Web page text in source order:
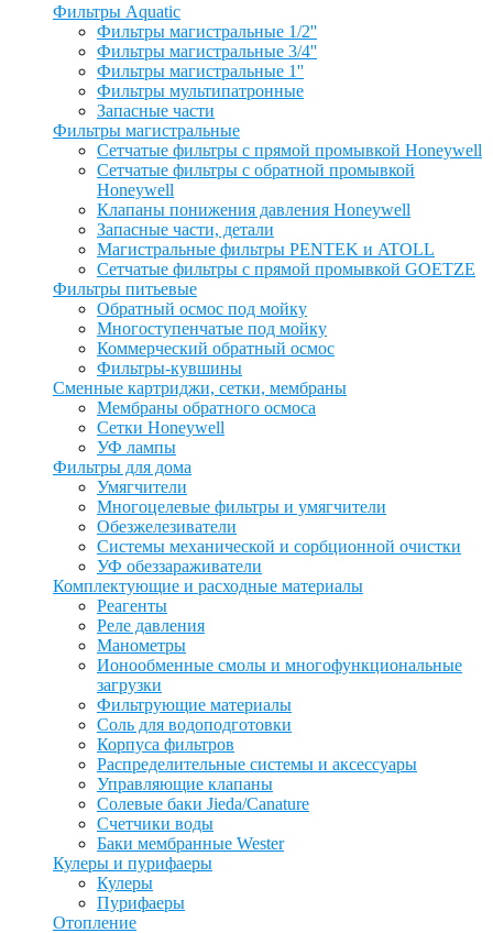
Фильтры Aquatic
Фильтры магистральные 1/2''
Фильтры магистральные 3/4''
Фильтры магистральные 1''
Фильтры мультипатронные
Запасные части
Фильтры магистральные
Сетчатые фильтры с прямой промывкой Honeywell
Сетчатые фильтры с обратной промывкой
Honeywell
Клапаны понижения давления Honeywell
Запасные части, детали
Магистральные фильтры PENTEK и ATOLL
Сетчатые фильтры с прямой промывкой GOETZE
Фильтры питьевые
Обратный осмос под мойку
Многоступенчатые под мойку
Коммерческий обратный осмос
Фильтры-кувшины
Сменные картриджи, сетки, мембраны
Мембраны обратного осмоса
Сетки Honeywell
УФ лампы
Фильтры для дома
Умягчители
Многоцелевые фильтры и умягчители
Обезжелезиватели
Системы механической и сорбционной очистки
УФ обеззараживатели
Комплектующие и расходные материалы
Реагенты
Реле давления
Манометры
Ионообменные смолы и многофункциональные
загрузки
Фильтрующие материалы
Соль для водоподготовки
Корпуса фильтров
Распределительные системы и аксессуары
Управляющие клапаны
Солевые баки Jieda/Canature
Счетчики воды
Баки мембранные Wester
Кулеры и пурифаеры
Кулеры
Пурифаеры
Отопление